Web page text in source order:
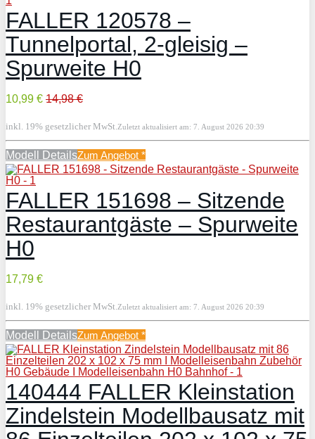
FALLER 120578 –
Tunnelportal, 2-gleisig –
Spurweite H0
10,99 € 14,98 €
inkl. 19% gesetzlicher MwSt. Zuletzt aktualisiert am: 7. August 2026 20:39
Modell DetailsZum Angebot *
FALLER 151698 – Sitzende
Restaurantgäste – Spurweite
H0
17,79 €
inkl. 19% gesetzlicher MwSt. Zuletzt aktualisiert am: 7. August 2026 20:39
Modell DetailsZum Angebot *
140444 FALLER Kleinstation
Zindelstein Modellbausatz mit